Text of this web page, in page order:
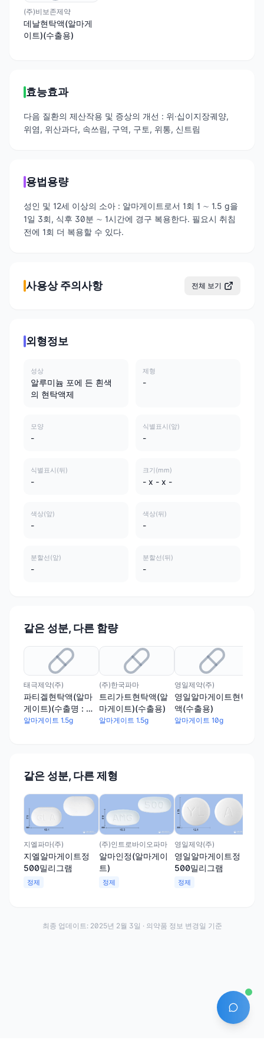
(주)비보존제약
데날현탁액(알마게
이트)(수출용)
효능효과
다음 질환의 제산작용 및 증상의 개선 : 위·십이지장궤양,
위염, 위산과다, 속쓰림, 구역, 구토, 위통, 신트림
용법용량
성인 및 12세 이상의 소아 : 알마게이트로서 1회 1 ∼ 1.5 g을
1일 3회, 식후 30분 ∼ 1시간에 경구 복용한다. 필요시 취침
전에 1회 더 복용할 수 있다.
사용상 주의사항 전체 보기
외형정보
성상
알루미늄 포에 든 흰색
의 현탁액제
제형
-
모양
-
식별표시(앞)
-
식별표시(뒤)
-
크기(mm)
- x - x -
색상(앞)
-
색상(뒤)
-
분할선(앞)
-
분할선(뒤)
-
같은 성분, 다른 함량
태극제약(주)
파티겔현탁액(알마
게이트)(수출명 : 알
마게인현탁액, 호메
알마게이트 1.5g
(주)한국파마
트리가트현탁액(알
마게이트)(수출용)
알마게이트 1.5g
영일제약(주)
영일알마게이트현탁
액(수출용)
알마게이트 10g
같은 성분, 다른 제형
지엘파마(주)
지엘알마게이트정
500밀리그램
정제
(주)인트로바이오파마
알마인정(알마게이
트)
정제
영일제약(주)
영일알마게이트정
500밀리그램
정제
AI 에이
최종 업데이트: 2025년 2월 3일 · 의약품 정보 변경일 기준